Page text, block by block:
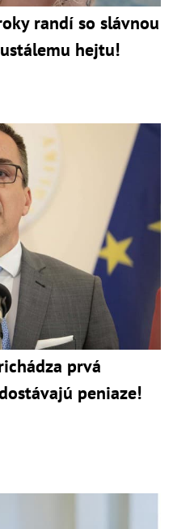
randí so slávnou
hejtu!
prvá
peniaze!